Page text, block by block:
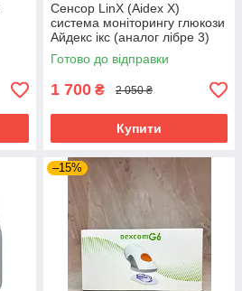
Сенсор LinX (Aidex X)
система моніторингу глюкози
Айдекс ікс (аналог лібре 3)
Готово до відправки
1 700 ₴ 2 050 ₴
Купити
–15%